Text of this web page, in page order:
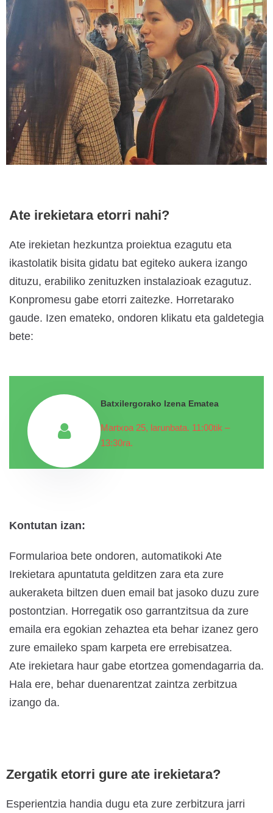
Ate irekietara etorri nahi?
Ate irekietan hezkuntza proiektua ezagutu eta
ikastolatik bisita gidatu bat egiteko aukera izango
dituzu, erabiliko zenituzken instalazioak ezagutuz.
Konpromesu gabe etorri zaitezke. Horretarako
gaude. Izen emateko, ondoren klikatu eta galdetegia
bete:
Batxilergorako Izena Ematea
Martxoa 25, larunbata. 11:00tik –
13:30ra.
Kontutan izan:
Formularioa bete ondoren, automatikoki Ate
Irekietara apuntatuta gelditzen zara eta zure
aukeraketa biltzen duen email bat jasoko duzu zure
postontzian. Horregatik oso garrantzitsua da zure
emaila era egokian zehaztea eta behar izanez gero
zure emaileko spam karpeta ere errebisatzea.
Ate irekietara haur gabe etortzea gomendagarria da.
Hala ere, behar duenarentzat zaintza zerbitzua
izango da.
Zergatik etorri gure ate irekietara?
Esperientzia handia dugu eta zure zerbitzura jarri